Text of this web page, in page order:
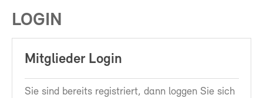
LOGIN
Mitglieder Login
Sie sind bereits registriert, dann loggen Sie sich